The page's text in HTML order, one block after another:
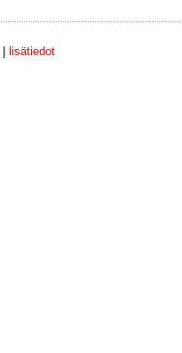
lisätiedot